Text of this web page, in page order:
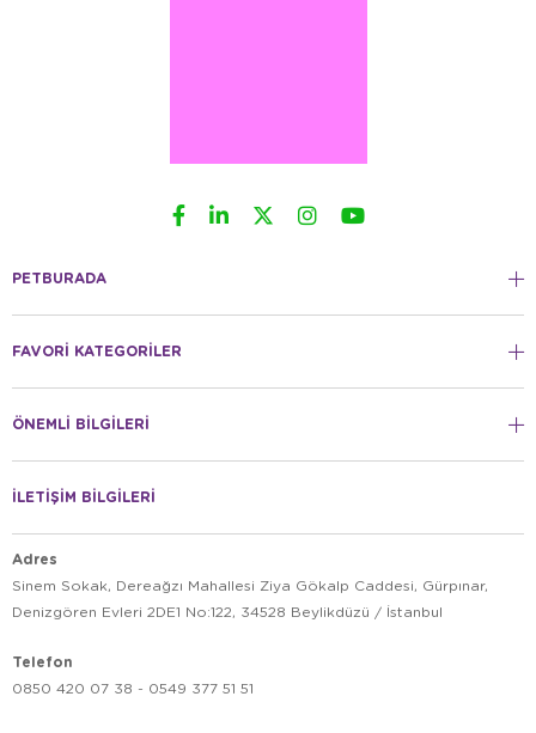
PETBURADA
FAVORİ KATEGORİLER
ÖNEMLİ BİLGİLERİ
İLETİŞİM BİLGİLERİ
Adres
Sinem Sokak, Dereağzı Mahallesi Ziya Gökalp Caddesi, Gürpınar,
Denizgören Evleri 2DE1 No:122, 34528 Beylikdüzü / İstanbul
Telefon
0850 420 07 38 - 0549 377 51 51